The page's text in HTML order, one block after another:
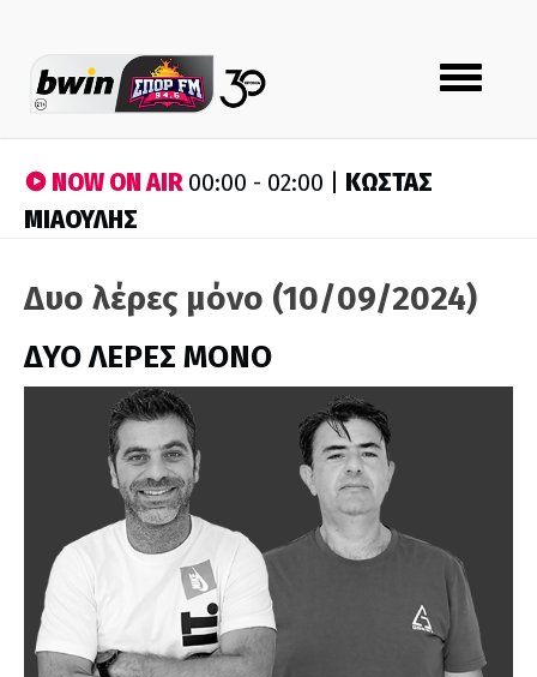
Toggle
navigation
NOW ON AIR00:00 - 02:00 | ΚΩΣΤΑΣ
ΜΙΑΟΥΛΗΣ
Δυο λέρες μόνο (10/09/2024)
ΔΥΟ ΛΕΡΕΣ ΜΟΝΟ